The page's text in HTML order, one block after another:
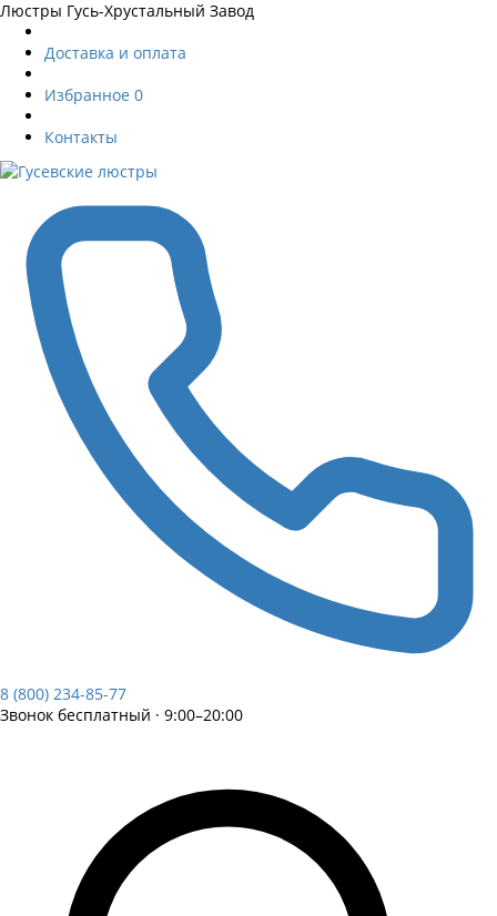
Люстры Гусь-Хрустальный Завод
Доставка и оплата
Избранное 0
Контакты
8 (800) 234-85-77
Звонок бесплатный · 9:00–20:00